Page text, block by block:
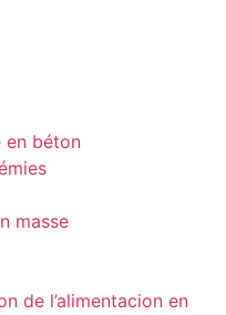
en béton
masse
de l’alimentacion en